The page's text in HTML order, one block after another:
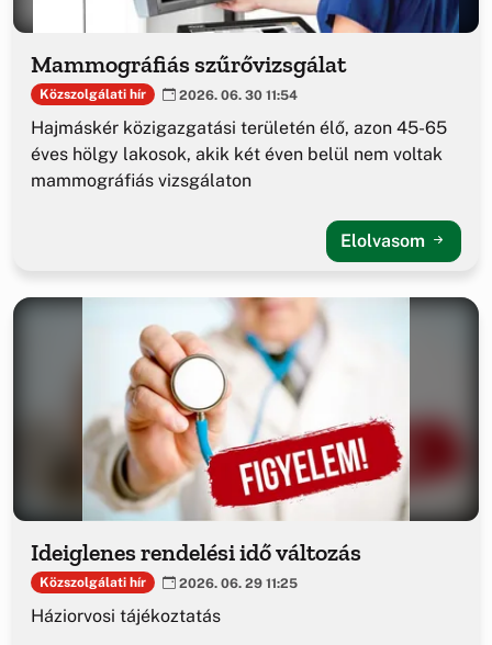
Mammográfiás szűrővizsgálat
Közszolgálati hír 2026. 06. 30 11:54
Hajmáskér közigazgatási területén élő, azon 45-65
éves hölgy lakosok, akik két éven belül nem voltak
mammográfiás vizsgálaton
Elolvasom
Ideiglenes rendelési idő változás
Közszolgálati hír 2026. 06. 29 11:25
Háziorvosi tájékoztatás